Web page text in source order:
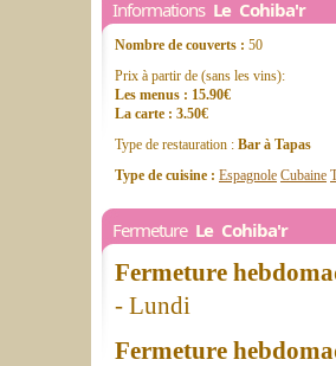
Informations Le Cohiba'r
Nombre de couverts : 50
Prix à partir de (sans les vins):
Les menus : 15.90€
La carte : 3.50€
Type de restauration : Bar à Tapas
Type de cuisine : Espagnole Cubaine
Fermeture Le Cohiba'r
Fermeture
- Lundi
Fermeture